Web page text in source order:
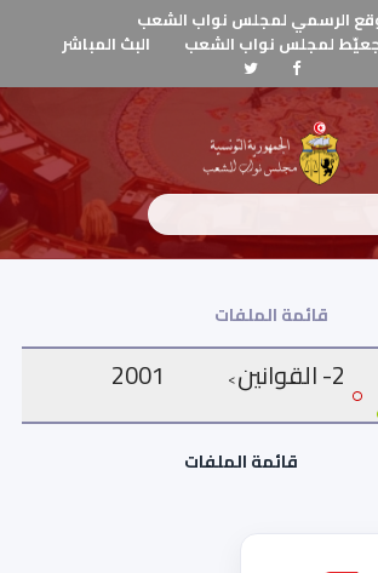
الرسمي لمجلس نواب الشعب
لمجلس نواب الشعب
البث المباشر
قائمة الملفات
2- القوانين >
2001
قائمة الملفات